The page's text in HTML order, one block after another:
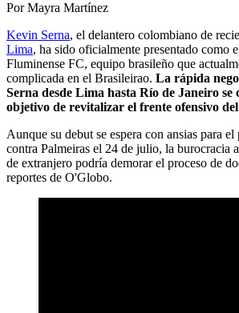
Por Mayra Martínez
Kevin Serna, el delantero colombiano de
Lima, ha sido oficialmente presentado como
Fluminense FC, equipo brasileño que
complicada en el Brasileirao. La rápida
Serna desde Lima hasta Río de Janeiro se
objetivo de revitalizar el frente ofensivo
Aunque su debut se espera con ansias para
contra Palmeiras el 24 de julio, la burocracia
de extranjero podría demorar el proceso de
reportes de O'Globo.